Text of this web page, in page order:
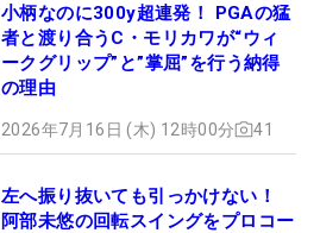
小柄なのに300y超連発！ PGAの猛
者と渡り合うC・モリカワが“ウィ
ークグリップ”と”掌屈”を行う納得
の理由
2026年7月16日 (木) 12時00分 41
左へ振り抜いても引っかけない！
阿部未悠の回転スイングをプロコー